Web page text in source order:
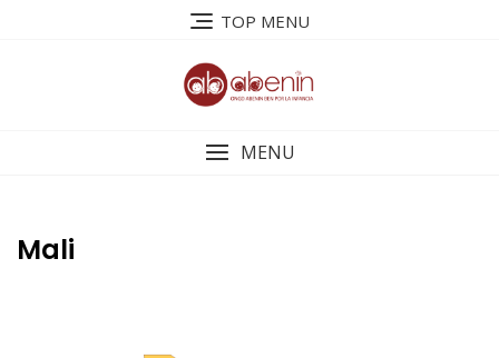
TOP MENU
MENU
Mali